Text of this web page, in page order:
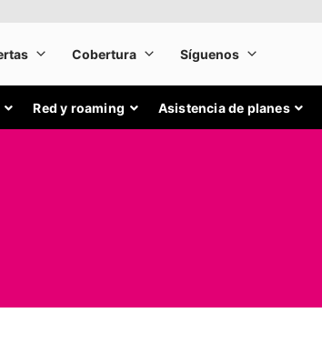
Red y roaming Asistencia de planes